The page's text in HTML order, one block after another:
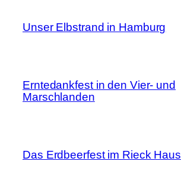
Unser Elbstrand in Hamburg
Erntedankfest in den Vier- und
Marschlanden
Das Erdbeerfest im Rieck Haus